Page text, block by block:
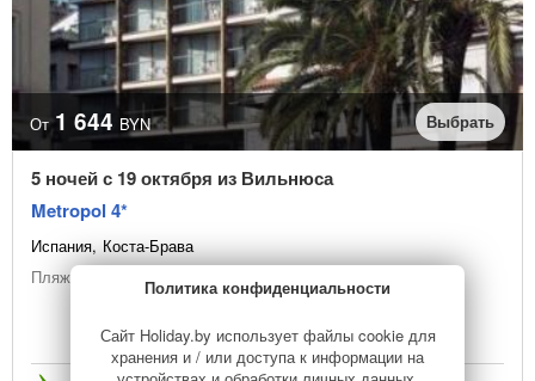
От 1 644 BYN Выбрать
5 ночей с 19 октября из Вильнюса
Metropol 4*
Испания Коста-Брава
Пляжный отдыхПолитика конфиденциальности
Сайт Holiday.by использует файлы cookie для
хранения и / или доступа к информации на